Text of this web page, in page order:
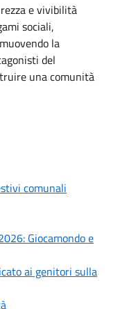
e vivibilità
sociali,
la
del
una comunità
comunali
Giocamondo e
ai genitori sulla